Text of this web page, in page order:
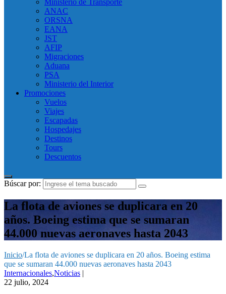
Ministerio de Transporte
ANAC
ORSNA
EANA
JST
AFIP
Migraciones
Aduana
PSA
Ministerio del Interior
Promociones
Vuelos
Viajes
Escapadas
Hospedajes
Destinos
Tours
Descuentos
Búscar por:
La flota de aviones se duplicara en 20
años. Boeing estima que se sumaran
44.000 nuevas aeronaves hasta 2043
Inicio/La flota de aviones se duplicara en 20 años. Boeing estima
que se sumaran 44.000 nuevas aeronaves hasta 2043
Internacionales,Noticias |
22 julio, 2024